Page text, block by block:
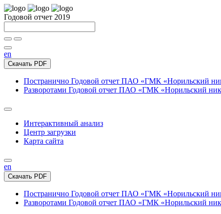
Годовой отчет 2019
en
Скачать PDF
Постранично Годовой отчет ПАО «ГМК «Норильский
Разворотами Годовой отчет ПАО «ГМК «Норильский
Интерактивный анализ
Центр загрузки
Карта сайта
en
Скачать PDF
Постранично Годовой отчет ПАО «ГМК «Норильский
Разворотами Годовой отчет ПАО «ГМК «Норильский